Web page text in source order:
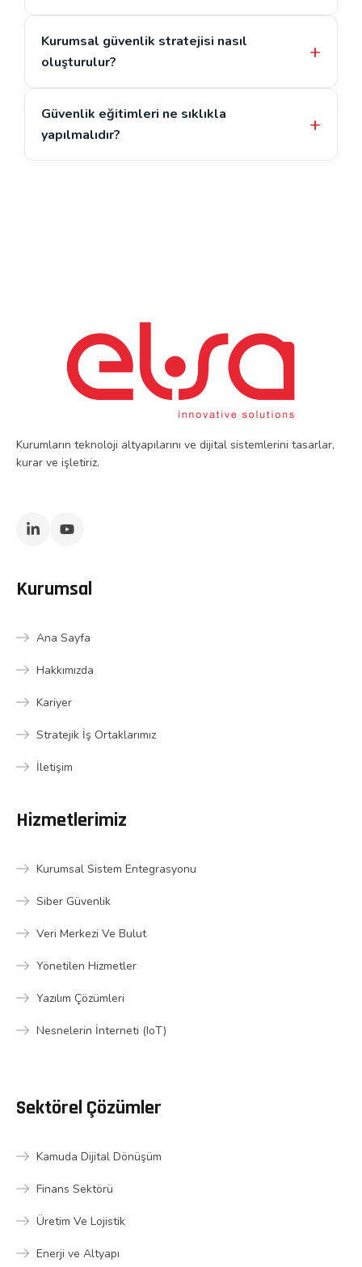
Kurumsal güvenlik stratejisi nasıl
oluşturulur?
Güvenlik eğitimleri ne sıklıkla
yapılmalıdır?
Kurumların teknoloji altyapılarını ve dijital sistemlerini tasarlar,
kurar ve işletiriz.
Kurumsal
Ana Sayfa
Hakkımızda
Kariyer
Stratejik İş Ortaklarımız
İletişim
Hizmetlerimiz
Kurumsal Sistem Entegrasyonu
Siber Güvenlik
Veri Merkezi Ve Bulut
Yönetilen Hizmetler
Yazılım Çözümleri
Nesnelerin İnterneti (IoT)
Sektörel Çözümler
Kamuda Dijital Dönüşüm
Finans Sektörü
Üretim Ve Lojistik
Enerji ve Altyapı